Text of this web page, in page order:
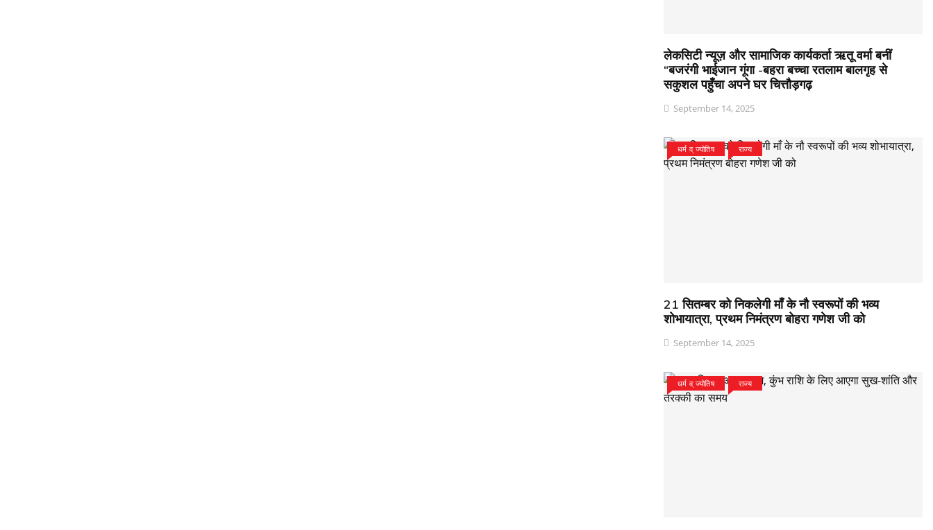
लेकसिटी न्यूज़ और सामाजिक कार्यकर्ता ऋतू वर्मा बनीं
“बजरंगी भाईजान गूंगा -बहरा बच्चा रतलाम बालगृह से
सकुशल पहुँचा अपने घर चित्तौड़गढ़
September 14, 2025
धर्म व् ज्योतिष राज्य
21 सितम्बर को निकलेगी माँ के नौ स्वरूपों की भव्य
शोभायात्रा, प्रथम निमंत्रण बोहरा गणेश जी को
September 14, 2025
धर्म व् ज्योतिष राज्य